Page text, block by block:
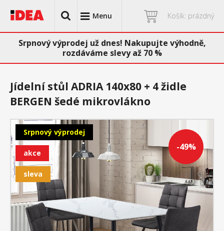
Menu Košík: prázdný
Srpnový výprodej už dnes! Nakupujte výhodně,
rozdáváme slevy až 70 %
-49%
Srpnový výprodej
akce
sleva
Jídelní stůl ADRIA 140x80 + 4 židle
BERGEN šedé mikrovlákno